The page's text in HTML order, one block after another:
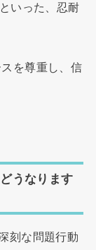
いった、忍耐
を尊重し、信
うなります
刻な問題行動